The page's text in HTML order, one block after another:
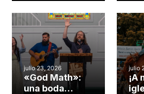
Cary se
convirtió en un
insólito campo
misionero te
cuento
julio 23, 2026
«God Math»:
una boda
julio
¡A